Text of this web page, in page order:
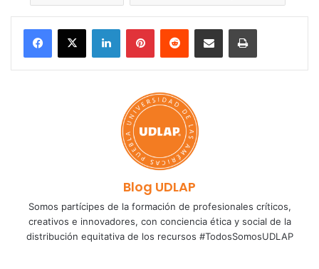
LinkedInPinterestReddit Share via Email Print
Blog UDLAP
Somos partícipes de la formación de profesionales críticos,
creativos e innovadores, con conciencia ética y social de la
distribución equitativa de los recursos #TodosSomosUDLAP